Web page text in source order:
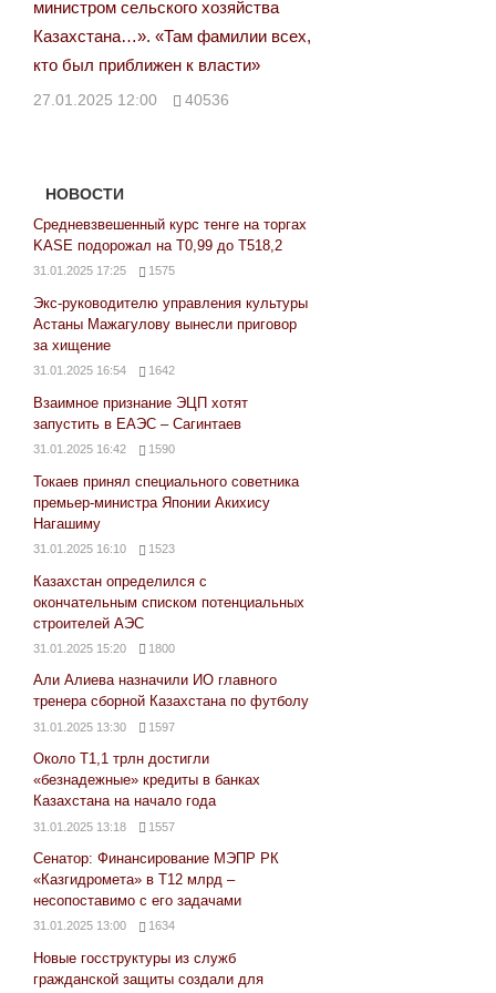
министром сельского хозяйства
Казахстана…». «Там фамилии всех,
кто был приближен к власти»
27.01.2025 12:00 40536
НОВОСТИ
Средневзвешенный курс тенге на торгах
KASE подорожал на Т0,99 до Т518,2
31.01.2025 17:25 1575
Экс-руководителю управления культуры
Астаны Мажагулову вынесли приговор
за хищение
31.01.2025 16:54 1642
Взаимное признание ЭЦП хотят
запустить в ЕАЭС – Сагинтаев
31.01.2025 16:42 1590
Токаев принял специального советника
премьер-министра Японии Акихису
Нагашиму
31.01.2025 16:10 1523
Казахстан определился с
окончательным списком потенциальных
строителей АЭС
31.01.2025 15:20 1800
Али Алиева назначили ИО главного
тренера сборной Казахстана по футболу
31.01.2025 13:30 1597
Около Т1,1 трлн достигли
«безнадежные» кредиты в банках
Казахстана на начало года
31.01.2025 13:18 1557
Сенатор: Финансирование МЭПР РК
«Казгидромета» в Т12 млрд –
несопоставимо с его задачами
31.01.2025 13:00 1634
Новые госструктуры из служб
гражданской защиты создали для